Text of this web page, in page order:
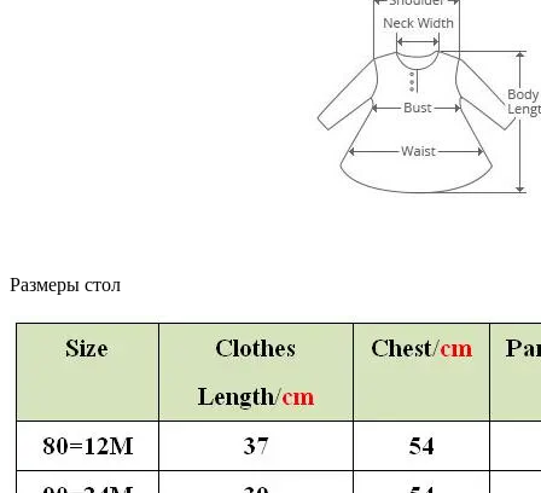
Размеры стол